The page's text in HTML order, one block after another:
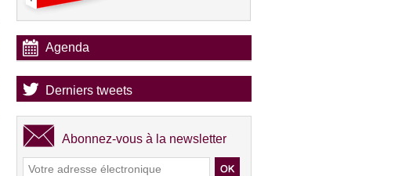
Agenda
Derniers tweets
Abonnez-vous à la newsletter